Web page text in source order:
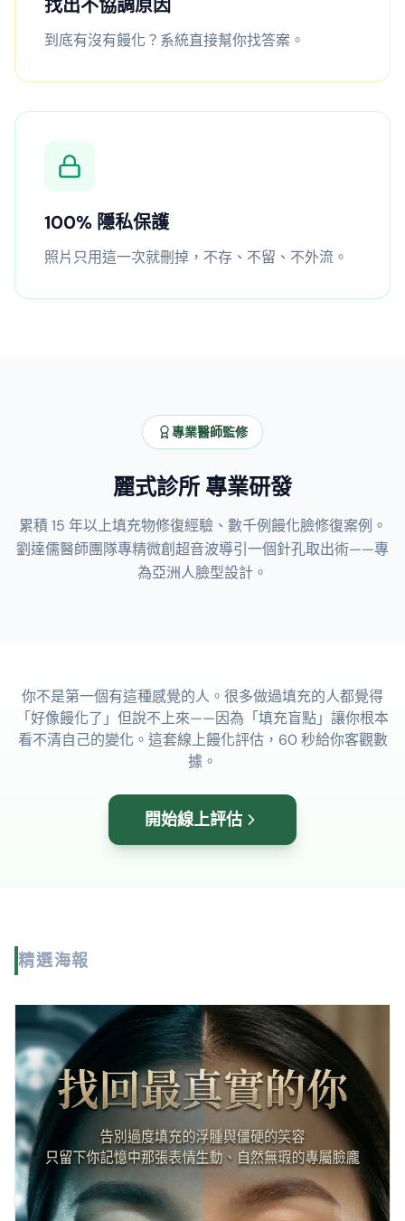
找出不協調原因
到底有沒有饅化？系統直接幫你找答案。
100% 隱私保護
照片只用這一次就刪掉，不存、不留、不外流。
專業醫師監修
麗式診所 專業研發
累積 15 年以上填充物修復經驗、數千例饅化臉修復案例。
劉達儒醫師團隊專精微創超音波導引一個針孔取出術——專
為亞洲人臉型設計。
你不是第一個有這種感覺的人。很多做過填充的人都覺得
「好像饅化了」但說不上來——因為「填充盲點」讓你根本
看不清自己的變化。這套線上饅化評估，60 秒給你客觀數
據。
開始線上評估
精選海報